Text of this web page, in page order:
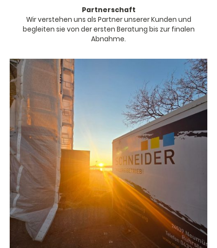
Partnerschaft
Wir verstehen uns als Partner unserer Kunden und
begleiten sie von der ersten Beratung bis zur finalen
Abnahme.